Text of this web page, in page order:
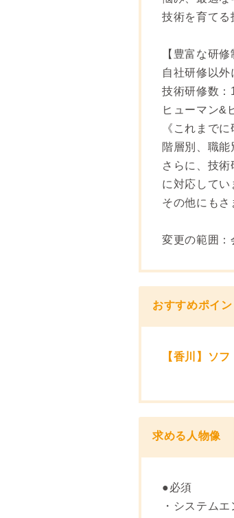
技術を育てる
【豊富な研修
自社研修以
技術研修数：
ヒューマン&
《これまで
階層別、職
さらに、技
に対応してい
その他にもさ
変更の範囲：
おすすめポイン
【香川】ソ
求める人物像
●必須
・システム